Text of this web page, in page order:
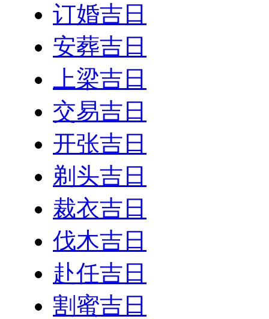
订婚吉日
安葬吉日
上梁吉日
交易吉日
开张吉日
剃头吉日
裁衣吉日
伐木吉日
赴任吉日
割蜜吉日